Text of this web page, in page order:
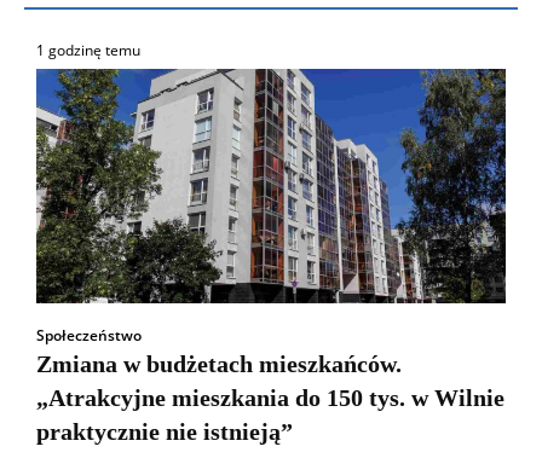
1 godzinę temu
Społeczeństwo
Zmiana w budżetach mieszkańców.
„Atrakcyjne mieszkania do 150 tys. w Wilnie
praktycznie nie istnieją”